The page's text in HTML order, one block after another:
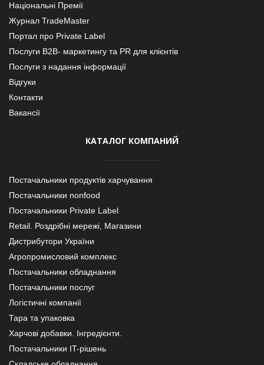
Національні Премії
Журнал TradeMaster
Портал про Private Label
Послуги В2В- маркетингу та PR для клієнтів
Послуги з надання інформації
Відгуки
Контакти
Вакансії
КАТАЛОГ КОМПАНИЙ
Постачальники продуктів харчування
Постачальники nonfood
Постачальники Private Label
Retail. Роздрібні мережі, Магазини
Дистрибутори України
Агропромисловий комплекс
Постачальники обладнання
Постачальники послуг
Логістичні компанії
Тара та упаковка
Харчові добавки. Інгредієнти.
Постачальники IT-рішень